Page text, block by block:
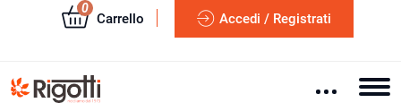
0
Carrello Accedi / Registrati